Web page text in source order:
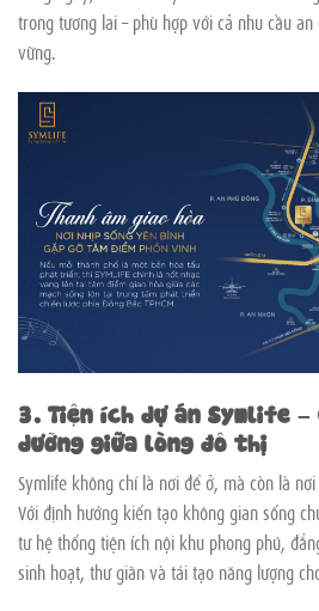
trong tương lai – phù hợp với cả nhu cầu
vững.
3. Tiện ích dự án Symlife –
dưỡng giữa lòng đô thị
Symlife không chỉ là nơi để ở, mà còn là
Với định hướng kiến tạo không gian sống
tư hệ thống tiện ích nội khu phong phú,
sinh hoạt, thư giãn và tái tạo năng lượng